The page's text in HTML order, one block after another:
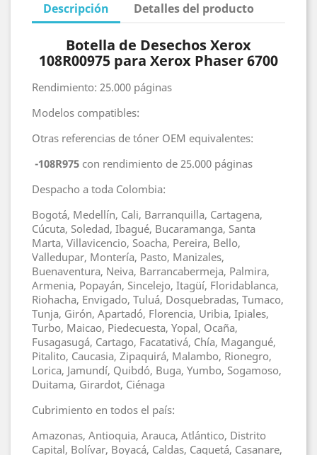
Descripción Detalles del producto
Botella de Desechos Xerox
108R00975 para Xerox Phaser 6700
Rendimiento: 25.000 páginas
Modelos compatibles:
Otras referencias de tóner OEM equivalentes:
-108R975 con rendimiento de 25.000 páginas
Despacho a toda Colombia:
Bogotá, Medellín, Cali, Barranquilla, Cartagena,
Cúcuta, Soledad, Ibagué, Bucaramanga, Santa
Marta, Villavicencio, Soacha, Pereira, Bello,
Valledupar, Montería, Pasto, Manizales,
Buenaventura, Neiva, Barrancabermeja, Palmira,
Armenia, Popayán, Sincelejo, Itagüí, Floridablanca,
Riohacha, Envigado, Tuluá, Dosquebradas, Tumaco,
Tunja, Girón, Apartadó, Florencia, Uribia, Ipiales,
Turbo, Maicao, Piedecuesta, Yopal, Ocaña,
Fusagasugá, Cartago, Facatativá, Chía, Magangué,
Pitalito, Caucasia, Zipaquirá, Malambo, Rionegro,
Lorica, Jamundí, Quibdó, Buga, Yumbo, Sogamoso,
Duitama, Girardot, Ciénaga
Cubrimiento en todos el país:
Amazonas, Antioquia, Arauca, Atlántico, Distrito
Capital, Bolívar, Boyacá, Caldas, Caquetá, Casanare,